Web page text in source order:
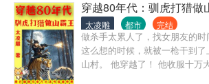
仅仅只是调查到关于这支部队
1989年，龙焱侦察大队，改编为
从全军几百万部队中，挑选精
之力，打造一把国之重器！ 龙
场战争下来，三名龙家战神战
续，和龙焱的意志不灭。 龙家
穿越80年代：驯虎打猎做
太凌雕 都市 完结
做杀手太累人了，找女朋友的
这么想的时候，就被一枪干到
山村。 他穿越了！ 他收服十万